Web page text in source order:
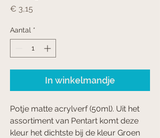
€ 3,15
Aantal *
In winkelmandje
Potje matte acrylverf (50ml). Uit het
assortiment van Pentart komt deze
kleur het dichtste bij de kleur Groen